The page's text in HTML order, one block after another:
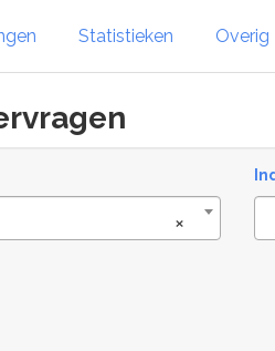
Statistieken Overig
×